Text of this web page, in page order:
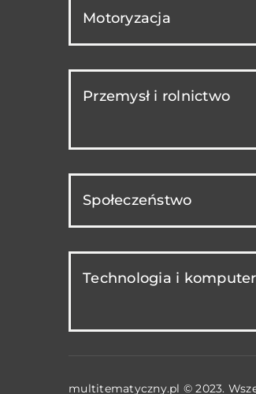
Motoryzacja
Przemysł i rolnictwo
Społeczeństwo
Technologia i
multitematyczny.pl © 2023.